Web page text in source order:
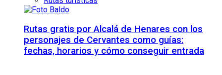
Rutas gratis por Alcalá de Henares con los
personajes de Cervantes como guías:
fechas, horarios y cómo conseguir entrada